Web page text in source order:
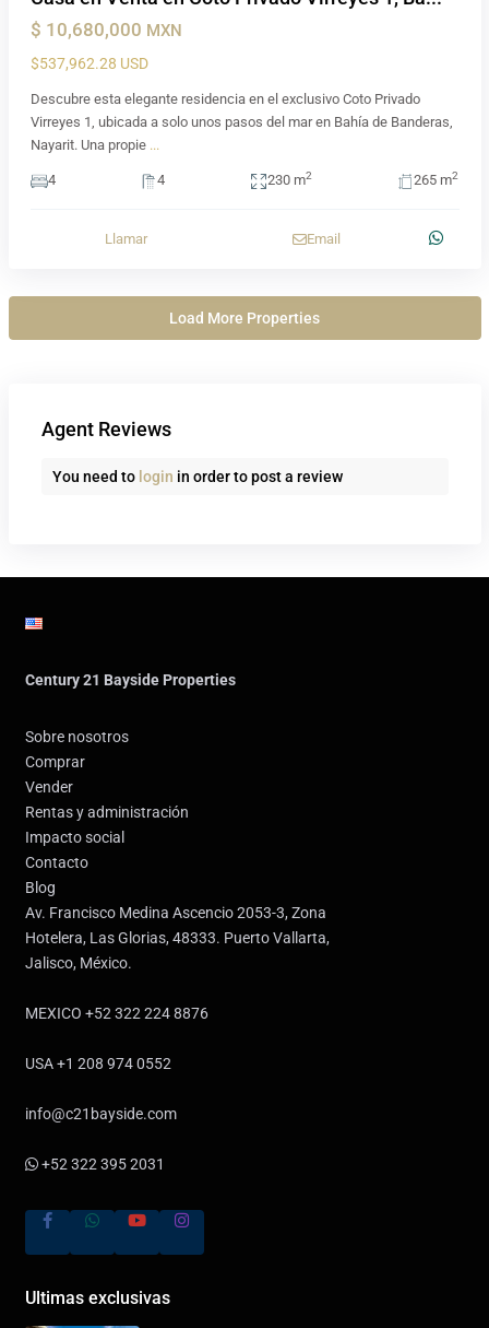
$ 10,680,000 MXN
$537,962.28 USD
Descubre esta elegante residencia en el exclusivo Coto Privado
Virreyes 1, ubicada a solo unos pasos del mar en Bahía de Banderas,
Nayarit. Una propie ...
4 4 230 m2 265 m2
Llamar Email
Agent Reviews
You need to login in order to post a review
Century 21 Bayside Properties
Sobre nosotros
Comprar
Vender
Rentas y administración
Impacto social
Contacto
Blog
Av. Francisco Medina Ascencio 2053-3, Zona
Hotelera, Las Glorias, 48333. Puerto Vallarta,
Jalisco, México.
MEXICO +52 322 224 8876
USA +1 208 974 0552
info@c21bayside.com
+52 322 395 2031
Ultimas exclusivas